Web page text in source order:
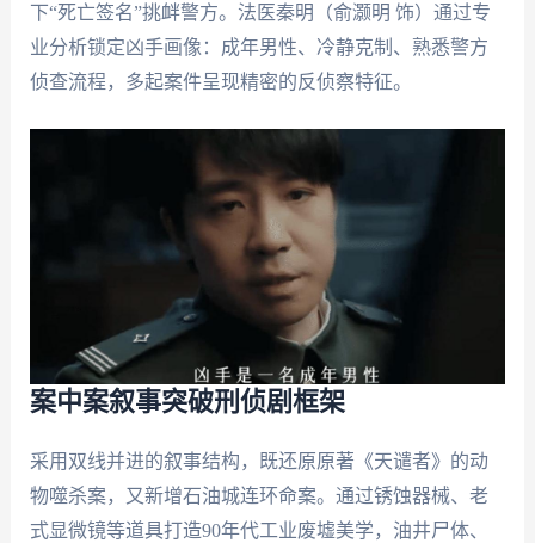
下“死亡签名”挑衅警方。法医秦明（俞灏明 饰）通过专
业分析锁定凶手画像：成年男性、冷静克制、熟悉警方
侦查流程，多起案件呈现精密的反侦察特征。
案中案叙事突破刑侦剧框架
采用双线并进的叙事结构，既还原原著《天谴者》的动
物噬杀案，又新增石油城连环命案。通过锈蚀器械、老
式显微镜等道具打造90年代工业废墟美学，油井尸体、